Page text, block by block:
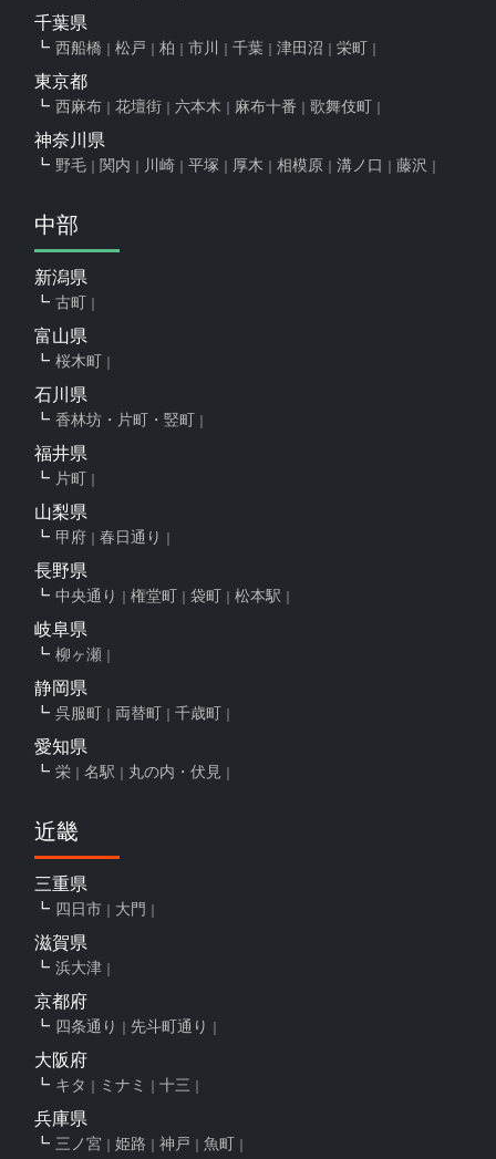
千葉県
西船橋 松戸 柏 市川 千葉 津田沼 栄町
東京都
西麻布 花壇街 六本木 麻布十番 歌舞伎町
神奈川県
野毛 関内 川崎 平塚 厚木 相模原 溝ノ口 藤沢
中部
新潟県
古町
富山県
桜木町
石川県
香林坊・片町・竪町
福井県
片町
山梨県
甲府 春日通り
長野県
中央通り 権堂町 袋町 松本駅
岐阜県
柳ヶ瀬
静岡県
呉服町 両替町 千歳町
愛知県
栄 名駅 丸の内・伏見
近畿
三重県
四日市 大門
滋賀県
浜大津
京都府
四条通り 先斗町通り
大阪府
キタ ミナミ 十三
兵庫県
三ノ宮 姫路 神戸 魚町